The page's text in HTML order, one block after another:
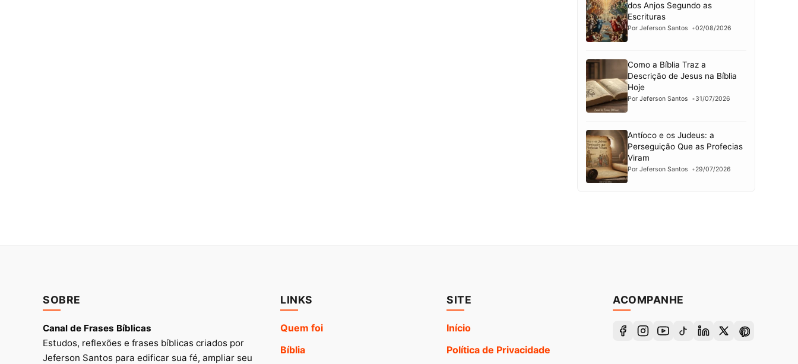
dos Anjos Segundo as
Escrituras
Por Jeferson Santos 02/08/2026
Como a Bíblia Traz a
Descrição de Jesus na Bíblia
Hoje
Por Jeferson Santos 31/07/2026
Antíoco e os Judeus: a
Perseguição Que as Profecias
Viram
Por Jeferson Santos 29/07/2026
SOBRE
Canal de Frases Bíblicas
Estudos, reflexões e frases bíblicas criados por
Jeferson Santos para edificar sua fé, ampliar seu
LINKS
Quem foi
Bíblia
SITE
Início
Política de Privacidade
ACOMPANHE